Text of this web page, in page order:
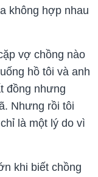
không hợp nhau
vợ chồng nào
hồ tôi và anh
đồng nhưng
Nhưng rồi tôi
là một lý do vì
khi biết chồng